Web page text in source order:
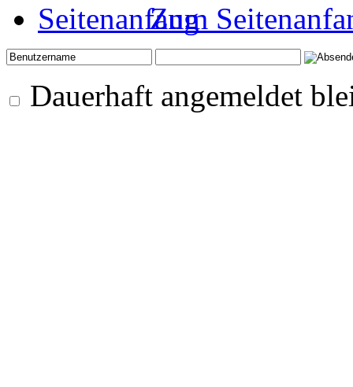
Zum
Dauerhaft angemeldet